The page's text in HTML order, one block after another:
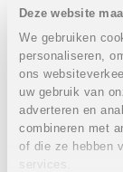
Deze website
We gebruiken
personaliseren,
ons
uw gebruik van
adverteren en
combineren met
of die ze hebben
services.
restaurants,
handbereik.
boottocht wilt
uitzicht op de
Faciliteiten
Zwembad